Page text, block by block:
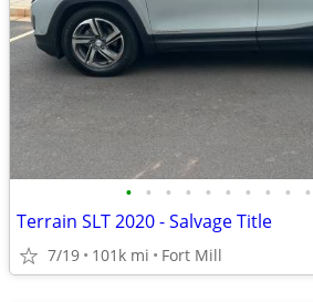
• • • • • • • • • •
Terrain SLT 2020 - Salvage Title
7/19 101k mi Fort Mill